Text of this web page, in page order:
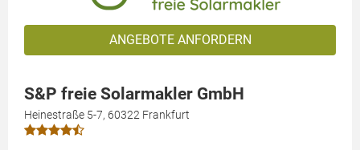
ANGEBOTE ANFORDERN
S&P freie Solarmakler GmbH
Heinestraße 5-7, 60322 Frankfurt